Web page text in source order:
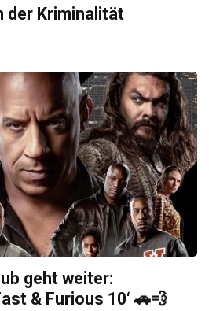
der Kriminalität
geht weiter:
& Furious 10‘ 🚗💨